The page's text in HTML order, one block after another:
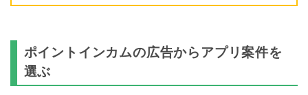
ポイントインカムの広告からアプリ案件を
選ぶ